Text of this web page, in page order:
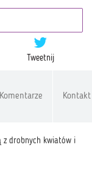
Tweetnij
Komentarze Kontakt
z drobnych kwiatów i